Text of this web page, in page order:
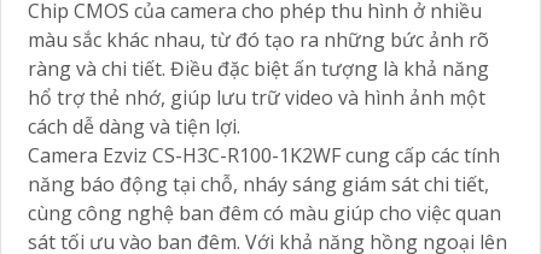
Chip CMOS của camera cho phép thu hình ở nhiều
màu sắc khác nhau, từ đó tạo ra những bức ảnh rõ
ràng và chi tiết. Điều đặc biệt ấn tượng là khả năng
hổ trợ thẻ nhớ, giúp lưu trữ video và hình ảnh một
cách dễ dàng và tiện lợi.
Camera Ezviz CS-H3C-R100-1K2WF cung cấp các tính
năng báo động tại chỗ, nháy sáng giám sát chi tiết,
cùng công nghệ ban đêm có màu giúp cho việc quan
sát tối ưu vào ban đêm. Với khả năng hồng ngoại lên